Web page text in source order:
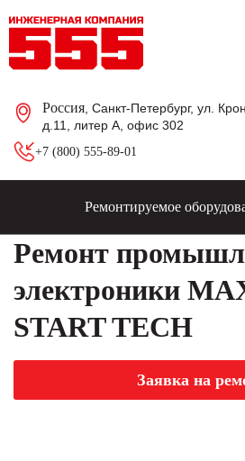
Россия , Санкт-Петербург, ул.
д.11, литер А, офис 302
+7 (800) 555-89-01
Ремонтируемое
Ремонт
электроники
START TECH
Заявка на